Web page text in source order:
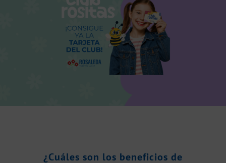
¿Cuáles son los beneficios de